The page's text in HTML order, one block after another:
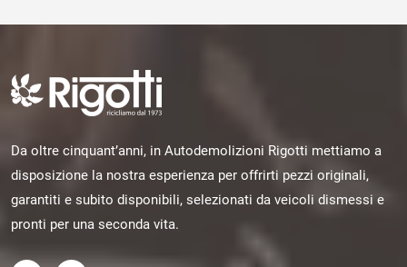
Da oltre cinquant’anni, in Autodemolizioni Rigotti mettiamo a
disposizione la nostra esperienza per offrirti pezzi originali,
garantiti e subito disponibili, selezionati da veicoli dismessi e
pronti per una seconda vita.